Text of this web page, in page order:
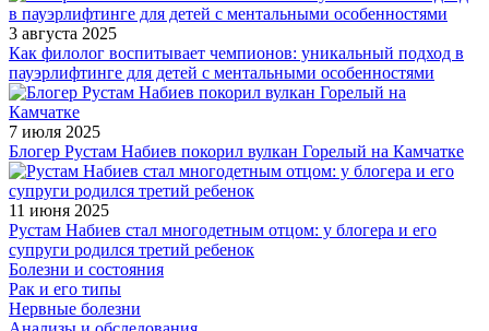
3 августа 2025
Как филолог воспитывает чемпионов: уникальный подход в
пауэрлифтинге для детей с ментальными особенностями
7 июля 2025
Блогер Рустам Набиев покорил вулкан Горелый на Камчатке
11 июня 2025
Рустам Набиев стал многодетным отцом: у блогера и его
супруги родился третий ребенок
Болезни и состояния
Рак и его типы
Нервные болезни